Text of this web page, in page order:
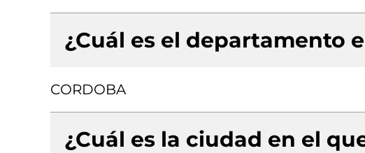
¿Cuál es el departamento
CORDOBA
¿Cuál es la ciudad en el